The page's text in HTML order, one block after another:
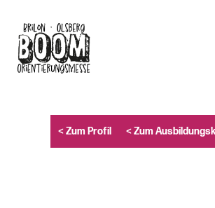
content
< Zum Profil < Zum